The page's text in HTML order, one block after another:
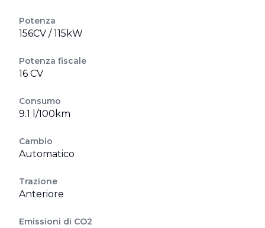
Potenza
156CV / 115kW
Potenza fiscale
16 CV
Consumo
9.1 l/100km
Cambio
Automatico
Trazione
Anteriore
Emissioni di CO2